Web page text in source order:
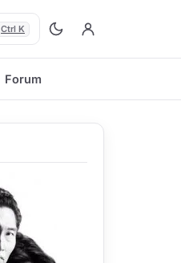
Ctrl K
Forum